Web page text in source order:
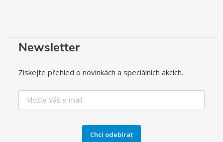
Newsletter
Získejte přehled o novinkách a speciálních akcích.
Chci odebírat